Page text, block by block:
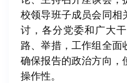
校领导班子成员会同相
讨，各分党委和广大
路、举措，工作组全面
确保报告的政治方向，
操作性。